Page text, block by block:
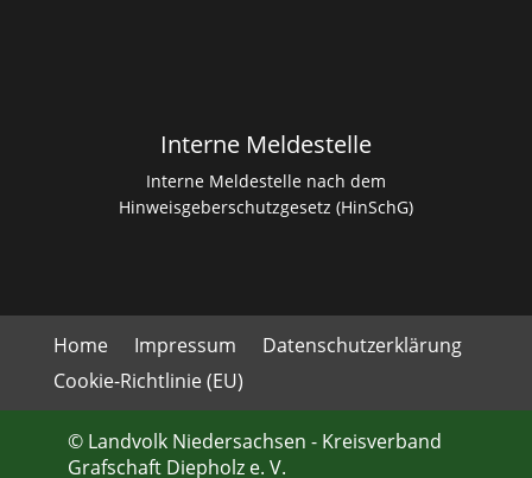
Interne Meldestelle
Interne Meldestelle nach dem
Hinweisgeberschutzgesetz (HinSchG)
Home Impressum
Datenschutzerklärung
Cookie-Richtlinie (EU)
© Landvolk Niedersachsen - Kreisverband
Grafschaft Diepholz e. V.